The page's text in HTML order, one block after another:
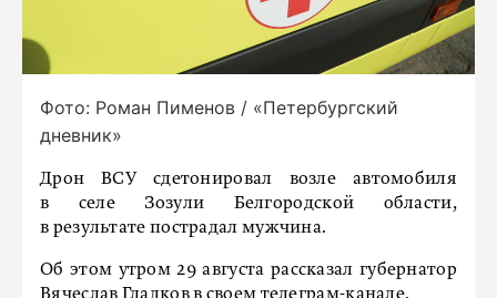
Фото: Роман Пименов / «Петербургский
дневник»
Дрон ВСУ сдетонировал возле автомобиля
в селе Зозули Белгородской области,
в результате пострадал мужчина.
Об этом утром 29 августа рассказал губернатор